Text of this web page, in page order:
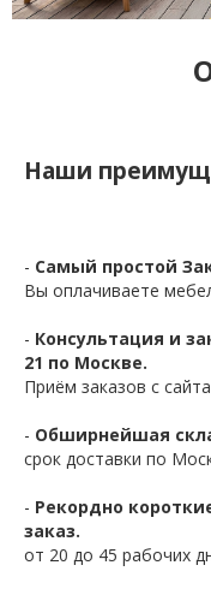
Наши
- Самый простой
Вы оплачиваете
- Консультация и
21 по Москве.
Приём заказов с
- Обширнейшая
срок доставки по
- Рекордно
заказ.
от 20 до 45 рабочих